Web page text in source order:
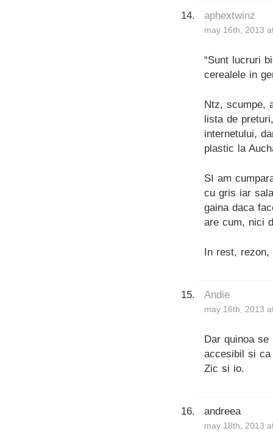
aphextwinz
may 16th, 2013
“Sunt lucruri
cerealele in
Ntz, scumpe,
lista de
internetului,
plastic la
SI am
cu gris iar
gaina daca
are cum, nici
In rest, rezon,
Andie
may 16th, 2013
Dar quinoa
accesibil si
Zic si io.
andreea
may 18th, 2013